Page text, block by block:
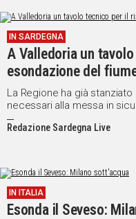
POLITICA
IN
ITALIA
NEL
MONDO
SPORT
EVENTI
VIDEO
IN SARDEGNA
A Valledoria un
esondazione del
La Regione ha già
necessari alla messa in
Coghinas
Redazione Sardegna Live
IN ITALIA
Esonda il Seveso: